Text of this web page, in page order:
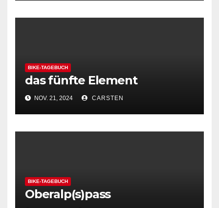
BIKE-TAGEBUCH
das fünfte Element
NOV. 21, 2024 CARSTEN
BIKE-TAGEBUCH
Oberalp(s)pass